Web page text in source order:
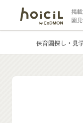
掲
園
保育園探し・見